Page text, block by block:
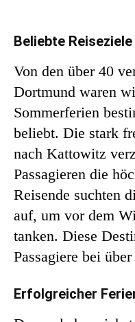
Beliebte
Von den über 40
Dortmund waren
Sommerferien
beliebt. Die stark
nach Kattowitz
Passagieren die
Reisende suchten
auf, um vor dem
tanken. Diese
Passagiere bei
Erfolgreicher